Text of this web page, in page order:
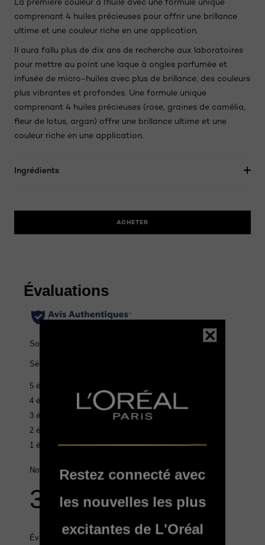
comprenant 4 huiles précieuses pour offrir une brillance
ultime et une couleur riche en une application.
Il aura fallu plus de dix ans de recherche aux laboratoires
pour mettre au point une laque à ongles parfumée et
infusée de micro-huiles avec plus de brillance, des couleurs
plus vibrantes et profondes. Une formule unique
comprenant 4 huiles précieuses (rose, graines de camélia,
fleur de lotus, argan) offre une brillance ultime et une
couleur riche en une application.
Ingrédients
ACHETER
Restez connecté avec
les nouvelles les plus
excitantes de L'Oréal